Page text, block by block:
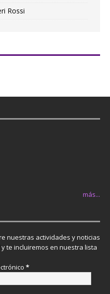
Rossi
más...
nuestras actividades y noticias
te incluiremos en nuestra lista
*